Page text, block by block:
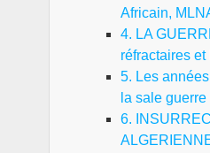
Africain,
4. LA
réfractaires
5. Les
la sale guerre
6.